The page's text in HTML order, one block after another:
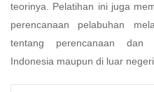
teorinya. Pelatihan ini juga
perencanaan pelabuhan
tentang perencanaan dan
Indonesia maupun di luar negeri.